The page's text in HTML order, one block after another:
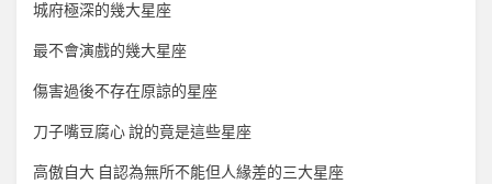
城府極深的幾大星座
最不會演戲的幾大星座
傷害過後不存在原諒的星座
刀子嘴豆腐心 說的竟是這些星座
高傲自大 自認為無所不能但人緣差的三大星座